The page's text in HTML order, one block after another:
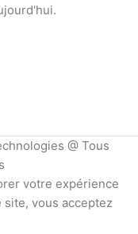
@ Tous
votre expérience
vous acceptez